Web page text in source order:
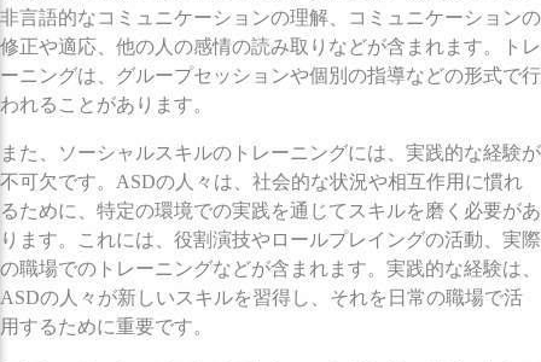
非言語的なコミュニケーションの理解、コミュニケーションの
修正や適応、他の人の感情の読み取りなどが含まれます。トレ
ーニングは、グループセッションや個別の指導などの形式で行
われることがあります。
また、ソーシャルスキルのトレーニングには、実践的な経験が
不可欠です。ASDの人々は、社会的な状況や相互作用に慣れ
るために、特定の環境での実践を通じてスキルを磨く必要があ
ります。これには、役割演技やロールプレイングの活動、実際
の職場でのトレーニングなどが含まれます。実践的な経験は、
ASDの人々が新しいスキルを習得し、それを日常の職場で活
用するために重要です。